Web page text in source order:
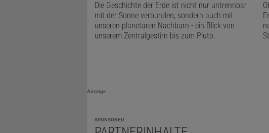
Die Geschichte der Erde ist nicht nur untrennbar
mit der Sonne verbunden, sondern auch mit
unseren planetaren Nachbarn - ein Blick von
unserem Zentralgestirn bis zum Pluto.
Anzeige
SPONSORED